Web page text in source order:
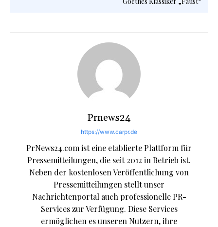
Prnews24
https://www.carpr.de
PrNews24.com ist eine etablierte Plattform für
Pressemitteilungen, die seit 2012 in Betrieb ist.
Neben der kostenlosen Veröffentlichung von
Pressemitteilungen stellt unser
Nachrichtenportal auch professionelle PR-
Services zur Verfügung. Diese Services
ermöglichen es unseren Nutzern, ihre